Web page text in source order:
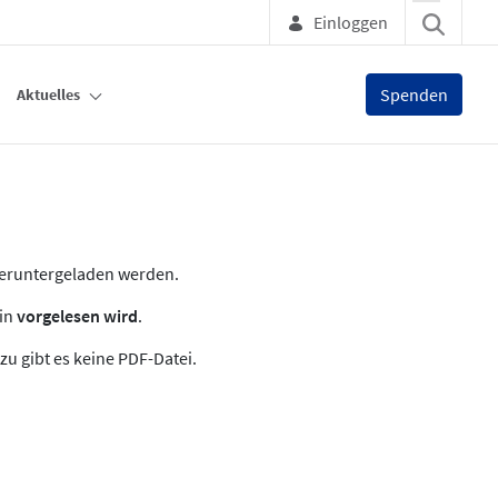
Einloggen
Aktuelles Spenden
werden.
vorgelesen wird.
gibt es keine PDF-Datei.